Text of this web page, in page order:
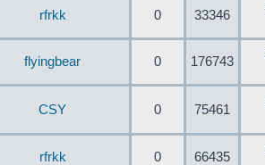
rfrkk 0 33346
flyingbear 0 176743
CSY 0 75461
rfrkk 0 66435